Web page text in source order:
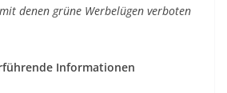
denen grüne Werbelügen verboten
Informationen